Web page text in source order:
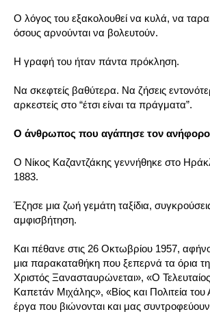
Ο λόγος του εξακολουθεί να κυλά, να
όσους αρνούνται να βολευτούν.
Η γραφή του ήταν πάντα πρόκληση.
Να σκεφτείς βαθύτερα. Να ζήσεις
αρκεστείς στο “έτσι είναι τα πράγματα”.
Ο άνθρωπος που αγάπησε τον ανήφορο
Ο Νίκος Καζαντζάκης γεννήθηκε στο
1883.
Έζησε μια ζωή γεμάτη ταξίδια,
αμφισβήτηση.
Και πέθανε στις 26 Οκτωβρίου 1957,
μια παρακαταθήκη που ξεπερνά τα όρια
Χριστός Ξανασταυρώνεται», «Ο
Καπετάν Μιχάλης», «Βίος και Πολιτεία
έργα που βιώνονται και μας